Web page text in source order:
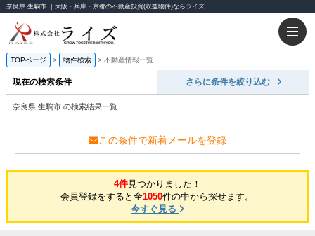
奈良県 生駒市 ｜大阪・兵庫・京都の不動産投資(収益物件)ならライズ
TOPページ 物件検索 不動産情報一覧
現在の検索条件 さらに条件を絞り込む
奈良県 生駒市 の検索結果一覧
この条件で新着メールを登録
4件見つかりました！
会員登録をすると全1050件の中から探せます。
今すぐ見る